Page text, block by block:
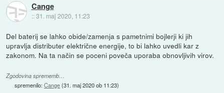
Cange
::31. maj 2020, 11:23
Del baterij se lahko obide/zamenja s pametnimi bojlerji ki jih
upravlja distributer električne energije, to bi lahko uvedli kar z
zakonom. Na ta način se poceni poveča uporaba obnovljivih virov.
Zgodovina sprememb…
spremenilo:Cange(31. maj 2020 ob 11:23)